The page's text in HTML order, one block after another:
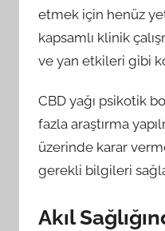
etmek için henüz
kapsamlı klinik
ve yan etkileri gibi
CBD yağı psikotik
fazla araştırma
üzerinde karar
gerekli bilgileri
Akıl